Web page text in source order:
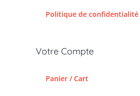
Politique de confidentialité
Votre Compte
Panier / Cart